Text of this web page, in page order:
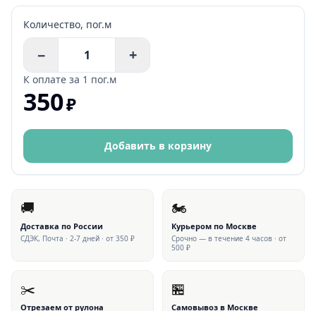
Количество, пог.м
− +
К оплате за 1 пог.м
350₽
Добавить в корзину
🚚
Доставка по России
СДЭК, Почта · 2-7 дней · от 350 ₽
🏍
Курьером по Москве
Срочно — в течение 4 часов · от
500 ₽
✂️
Отрезаем от рулона
🏪
Самовывоз в Москве